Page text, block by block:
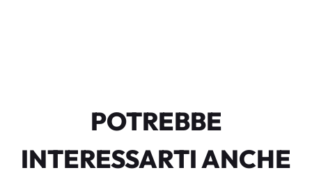
POTREBBE
INTERESSARTI ANCHE